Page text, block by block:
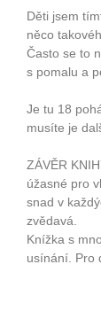
Děti jsem
něco
Často se to
s pomalu a
Je tu 18
musíte je
ZÁVĚR
úžasné pro
snad v
zvědavá.
Knížka s
usínání. Pro